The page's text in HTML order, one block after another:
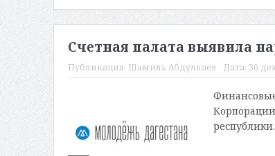
Счетная палата выявила
Публикация: Шамиль Абдуллаев Дата: 30